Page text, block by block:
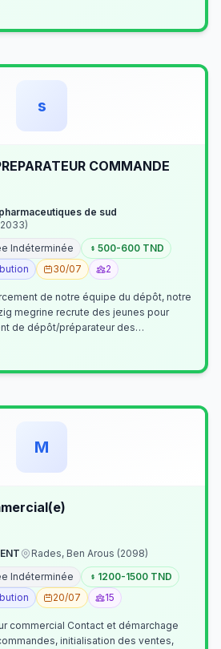
s
COMMANDE
de sud
Indéterminée
500-600 TND
30/07 2
de notre équipe du dépôt, notre
recrute des jeunes pour
de dépôt/préparateur des
M
Rades, Ben Arous (2098)
Indéterminée
1200-1500 TND
20/07 15
commercial Contact et démarchage
initialisation des ventes,